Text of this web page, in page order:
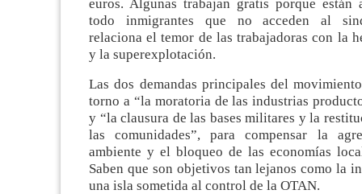
euros. Algunas trabajan gratis porque están
todo inmigrantes que no acceden al
relaciona el temor de las trabajadoras con la
y la superexplotación.
Las dos demandas principales del
torno a “la moratoria de las industrias
y “la clausura de las bases militares y la
las comunidades”, para compensar la
ambiente y el bloqueo de las economías
Saben que son objetivos tan lejanos como la
una isla sometida al control de la OTAN.